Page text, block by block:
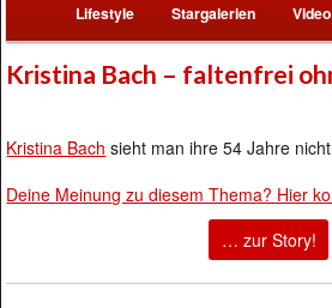
Lifestyle Stargalerien Video
Kristina Bach – faltenfrei
Kristina Bach sieht man ihre 54 Jahre
Deine Meinung zu diesem Thema? Hier
… zur Story!